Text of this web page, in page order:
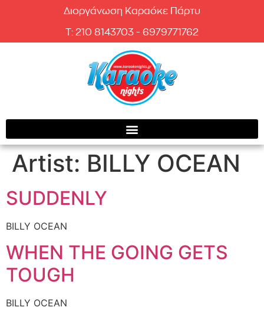
Διοργάνωση Καραόκε Πάρτυ
T: 210 8143703 - 6979771762
Artist: BILLY OCEAN
SUDDENLY
BILLY OCEAN
WHEN THE GOING GETS
TOUGH
BILLY OCEAN